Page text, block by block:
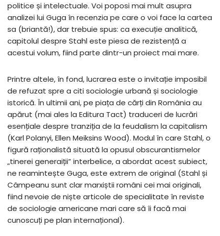
politice și intelectuale. Voi poposi mai mult asupra
analizei lui Guga în recenzia pe care o voi face la cartea
sa (briantă!), dar trebuie spus: ca execuție analitică,
capitolul despre Stahl este piesa de rezistență a
acestui volum, fiind parte dintr-un proiect mai mare.
Printre altele, în fond, lucrarea este o invitație imposibil
de refuzat spre a citi sociologie urbană și sociologie
istorică. În ultimii ani, pe piața de cărți din România au
apărut (mai ales la Editura Tact) traduceri de lucrări
esențiale despre tranziția de la feudalism la capitalism
(Karl Polanyi, Ellen Meiksins Wood). Modul în care Stahl, o
figură raționalistă situată la opusul obscurantismelor
„tinerei generaiții” interbelice, a abordat acest subiect,
ne reamintește Guga, este extrem de original (Stahl și
Câmpeanu sunt clar marxiștii români cei mai originali,
fiind nevoie de niște articole de specialitate în reviste
de sociologie americane mari care să îi facă mai
cunoscuți pe plan internațional).